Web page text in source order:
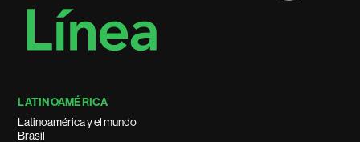
LATINOAMÉRICA
Latinoamérica y el mundo
Brasil